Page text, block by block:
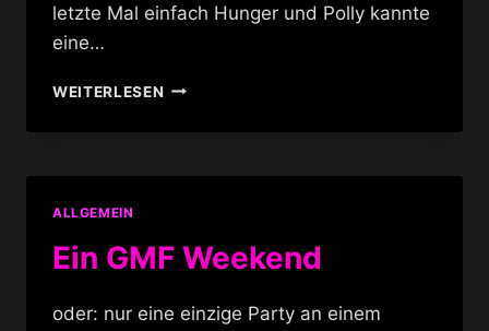
letzte Mal einfach Hunger und Polly kannte
eine…
WEITERLESENBRATKARTOFFELN
FRÜHSTÜCK
ALLGEMEIN
Ein GMF Weekend
oder: nur eine einzige Party an einem